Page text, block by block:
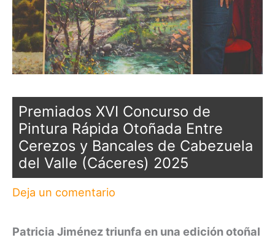
Premiados XVI Concurso de
Pintura Rápida Otoñada Entre
Cerezos y Bancales de Cabezuela
del Valle (Cáceres) 2025
Deja un comentario
Patricia Jiménez triunfa en una edición otoñal